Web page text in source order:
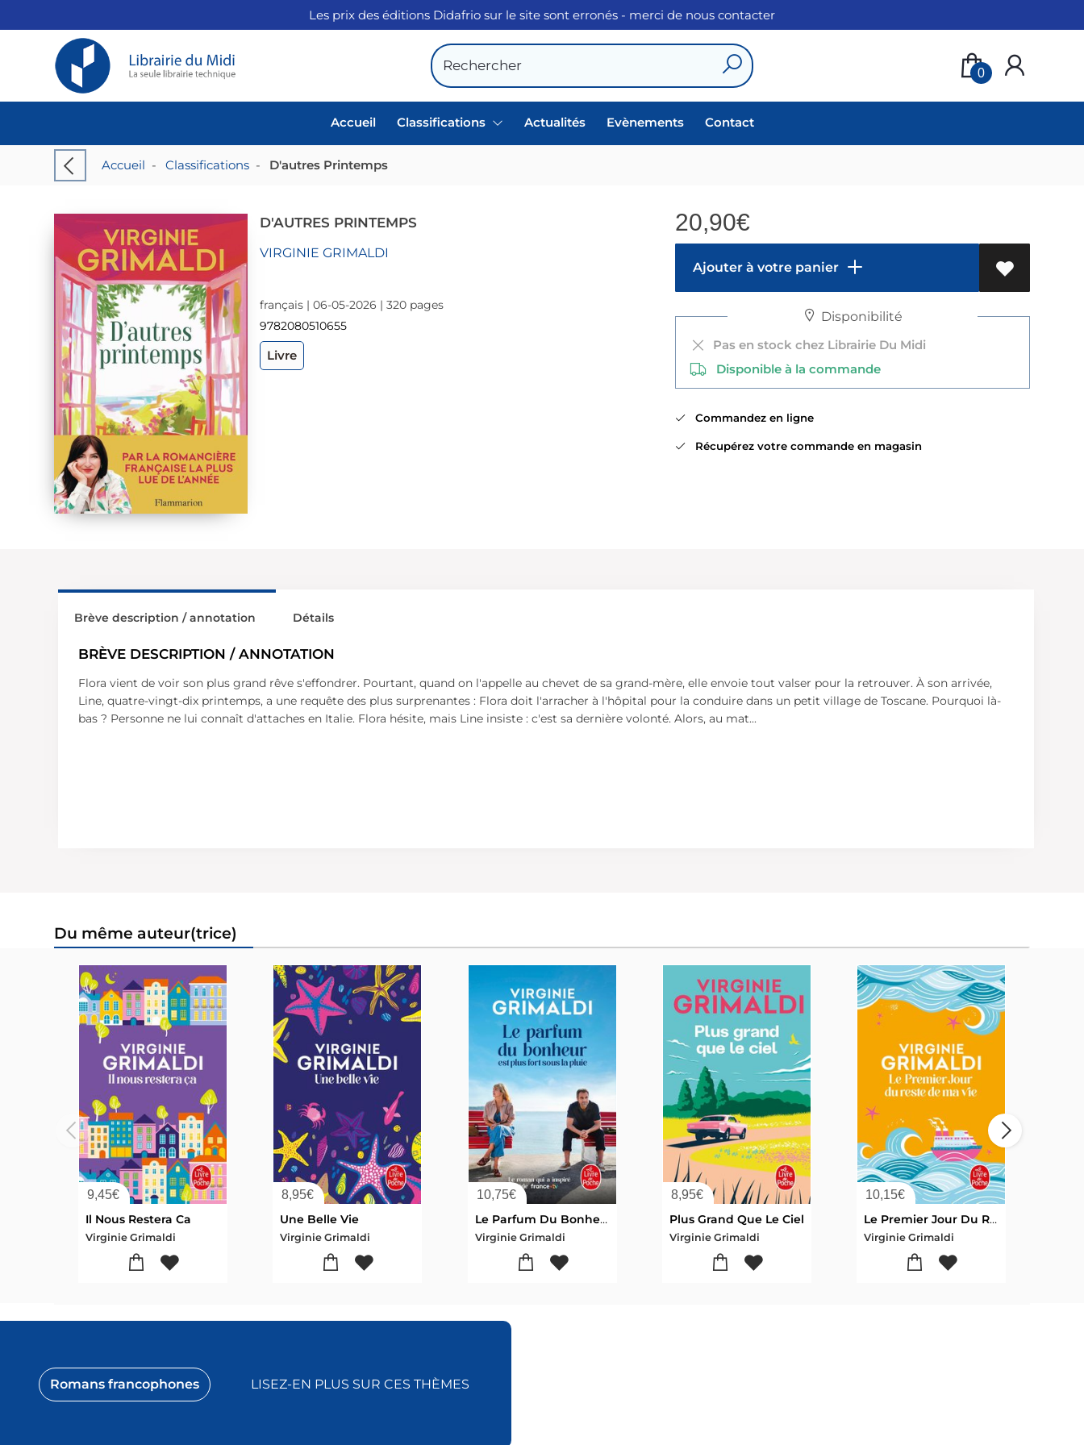
Les prix des éditions Didafrio sur le site sont erronés - merci de nous contacter
0
Accueil Classifications Actualités Evènements Contact
Accueil - Classifications - D'autres Printemps
D'AUTRES PRINTEMPS
VIRGINIE GRIMALDI
français | 06-05-2026 | 320 pages
9782080510655
Livre
20,90€
Ajouter à votre panier
Disponibilité
Pas en stock chez Librairie Du Midi
Disponible à la commande
Commandez en ligne
Récupérez votre commande en magasin
Brève description / annotation
BRÈVE DESCRIPTION / ANNOTATION
Flora vient de voir son plus grand rêve s'effondrer. Pourtant, quand on l'appelle au chevet de sa grand-mère, elle envoie tout valser pour la retrouver. À son arrivée,
Line, quatre-vingt-dix printemps, a une requête des plus surprenantes : Flora doit l'arracher à l'hôpital pour la conduire dans un petit village de Toscane. Pourquoi là-
bas ? Personne ne lui connaît d'attaches en Italie. Flora hésite, mais Line insiste : c'est sa dernière volonté. Alors, au mat...
Détails
Du même auteur(trice)
9,45€
Il Nous Restera Ca
Virginie Grimaldi
8,95€
Une Belle Vie
Virginie Grimaldi
10,75€
Le Parfum Du Bonheur Est Plus Fort Sous La Pluie
Virginie Grimaldi
8,95€
Plus Grand Que Le Ciel
Virginie Grimaldi
10,15€
Le Premier Jour Du Reste De Ma Vie
Virginie Grimaldi
Romans francophones LISEZ-EN PLUS SUR CES THÈMES